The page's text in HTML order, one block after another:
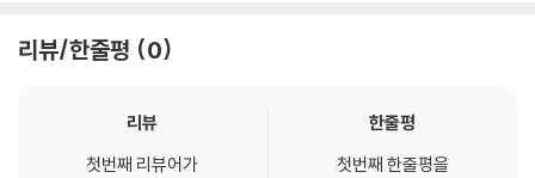
역은 넓다는 겁니다. 어른이 될수록 옳음을 있는 그대로 받아들이지는 않
되죠. 어른이 되어 버리면 이미 옳음은 자신 안에 이미 한정되어 있는 거예
리뷰/한줄평 0
리뷰
첫번째 리뷰어가
한줄평
첫번째 한줄평을